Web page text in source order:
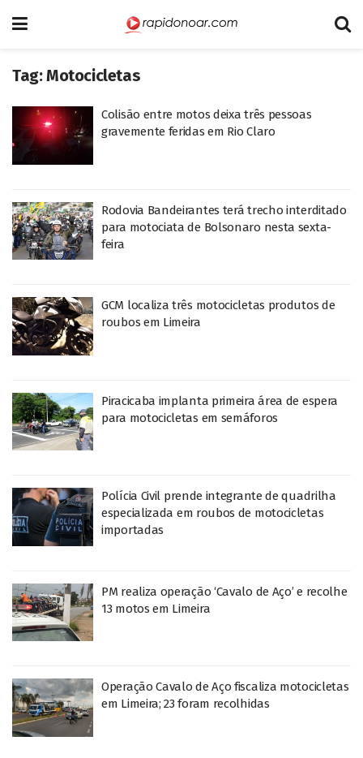
Tag:Motocicletas
Colisão entre motos deixa três pessoas
gravemente feridas em Rio Claro
Rodovia Bandeirantes terá trecho interditado
para motociata de Bolsonaro nesta sexta-
feira
GCM localiza três motocicletas produtos de
roubos em Limeira
Piracicaba implanta primeira área de espera
para motocicletas em semáforos
Polícia Civil prende integrante de quadrilha
especializada em roubos de motocicletas
importadas
PM realiza operação ‘Cavalo de Aço’ e recolhe
13 motos em Limeira
Operação Cavalo de Aço fiscaliza motocicletas
em Limeira; 23 foram recolhidas